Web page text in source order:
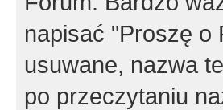
napisać "Proszę o
usuwane, nazwa
po przeczytaniu